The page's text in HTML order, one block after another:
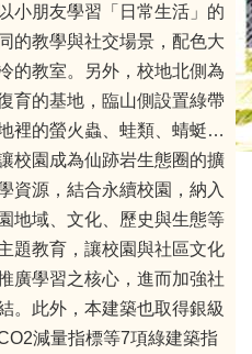
小朋友學習「日常生活」的
的教學與社交場景，配色大
的教室。另外，校地北側為
育的基地，臨山側設置綠帶
裡的螢火蟲、蛙類、蜻蜓…
校園成為仙跡岩生態圈的擴
資源，結合永續校園，納入
地域、文化、歷史與生態等
題教育，讓校園與社區文化
廣學習之核心，進而加強社
。此外，本建築也取得銀級
減量指標等7項綠建築指